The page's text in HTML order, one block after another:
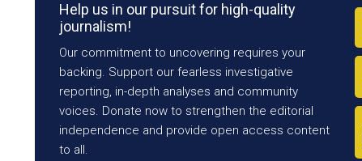
Help us in our pursuit for high-quality
journalism!
Our commitment to uncovering requires your
backing. Support our fearless investigative
reporting, in-depth analyses and community
voices. Donate now to strengthen the editorial
independence and provide open access content
to all.